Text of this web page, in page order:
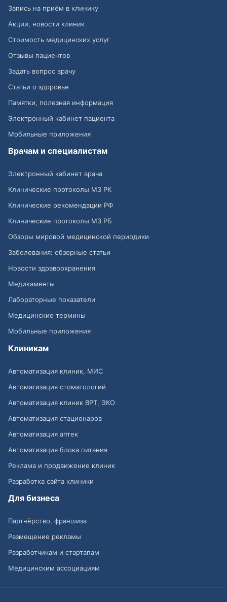
Запись на приём в клинику
Акции, новости клиник
Стоимость медицинских услуг
Отзывы пациентов
Задать вопрос врачу
Статьи о здоровье
Памятки, полезная информация
Электронный кабинет пациента
Мобильные приложения
Врачам и специалистам
Электронный кабинет врача
Клинические протоколы МЗ РК
Клинические рекомендации РФ
Клинические протоколы МЗ РБ
Обзоры мировой медицинской периодики
Заболевания: обзорные статьи
Новости здравоохранения
Медикаменты
Лабораторные показатели
Медицинские термины
Мобильные приложения
Клиникам
Автоматизация клиник, МИС
Автоматизация стоматологий
Автоматизация клиник ВРТ, ЭКО
Автоматизация стационаров
Автоматизация аптек
Автоматизация блока питания
Реклама и продвижение клиник
Разработка сайта клиники
Для бизнеса
Партнёрство, франшиза
Размещение рекламы
Разработчикам и стартапам
Медицинским ассоциациям